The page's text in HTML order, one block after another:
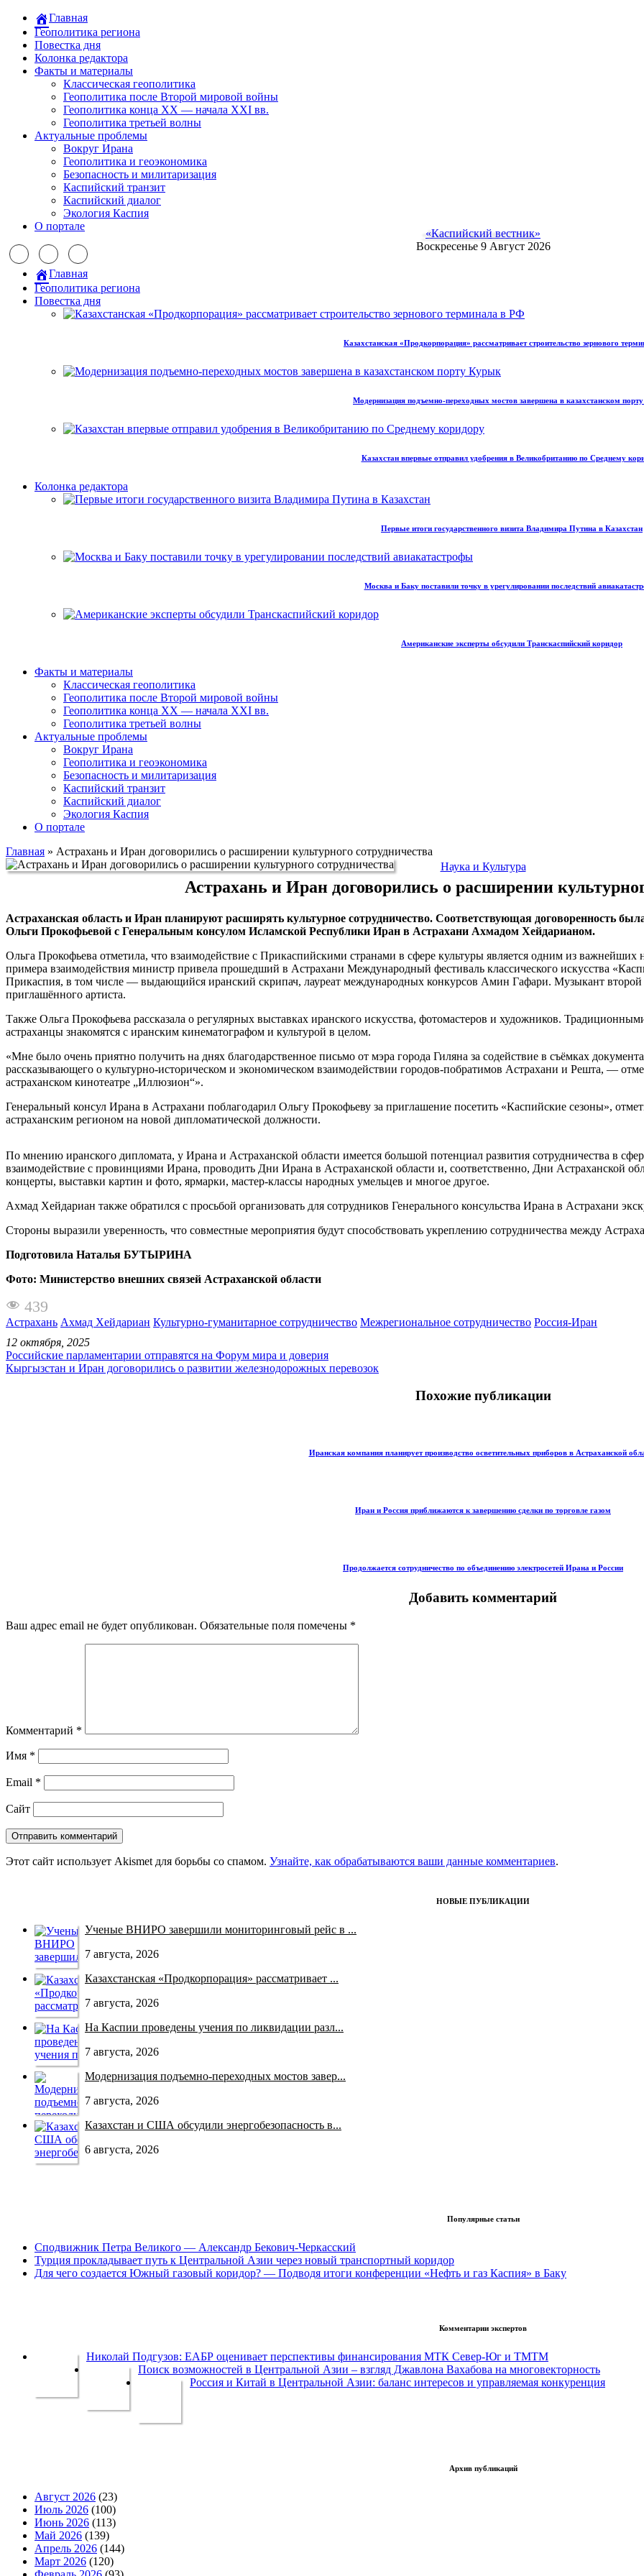
Главная
Геополитика региона
Повестка дня
Колонка редактора
Факты и материалы
Классическая геополитика
Геополитика после Второй мировой войны
Геополитика конца XX — начала XXI вв.
Геополитика третьей волны
Актуальные проблемы
Вокруг Ирана
Геополитика и геоэкономика
Безопасность и милитаризация
Каспийский транзит
Каспийский диалог
Экология Каспия
О портале
«Каспийский вестник»
Воскресенье 9 Август 2026
Главная
Геополитика региона
Повестка дня
Казахстанская «Продкорпорация» рассматривает строительство зернового
Модернизация подъемно-переходных мостов завершена в казахстанском
Казахстан впервые отправил удобрения в Великобританию по Среднему
Колонка редактора
Первые итоги государственного визита Владимира Путина в Казахстан
Москва и Баку поставили точку в урегулировании последствий
Американские эксперты обсудили Транскаспийский коридор
Факты и материалы
Классическая геополитика
Геополитика после Второй мировой войны
Геополитика конца XX — начала XXI вв.
Геополитика третьей волны
Актуальные проблемы
Вокруг Ирана
Геополитика и геоэкономика
Безопасность и милитаризация
Каспийский транзит
Каспийский диалог
Экология Каспия
О портале
Главная » Астрахань и Иран договорились о расширении культурного сотрудничества
Наука и Культура
Астрахань и Иран договорились о расширении
Астраханская область и Иран планируют расширять культурное сотрудничество. Соответствующая договоренность
Ольги Прокофьевой с Генеральным консулом Исламской Республики Иран в Астрахани Ахмадом Хейдарианом.
Ольга Прокофьева отметила, что взаимодействие с Прикаспийскими странами в сфере культуры является одним из
примера взаимодействия министр привела прошедший в Астрахани Международный фестиваль классического искусства
Прикаспия, в том числе — выдающийся иранский скрипач, лауреат международных конкурсов Амин Гафари. Музыкант второй
приглашённого артиста.
Также Ольга Прокофьева рассказала о регулярных выставках иранского искусства, фотомастеров и художников.
астраханцы знакомятся с иранским кинематографом и культурой в целом.
«Мне было очень приятно получить на днях благодарственное письмо от мэра города Гиляна за содействие в съёмках
рассказывающего о культурно-историческом и экономическом взаимодействии городов-побратимов Астрахани и Решта, —
астраханском кинотеатре „Иллюзион“».
Генеральный консул Ирана в Астрахани поблагодарил Ольгу Прокофьеву за приглашение посетить «Каспийские сезоны»,
астраханским регионом на новой дипломатической должности.
По мнению иранского дипломата, у Ирана и Астраханской области имеется большой потенциал развития сотрудничества в
взаимодействие с провинциями Ирана, проводить Дни Ирана в Астраханской области и, соответственно, Дни Астраханской
концерты, выставки картин и фото, ярмарки, мастер-классы народных умельцев и многое другое.
Ахмад Хейдариан также обратился с просьбой организовать для сотрудников Генерального консульства Ирана в Астрахани
Стороны выразили уверенность, что совместные мероприятия будут способствовать укреплению сотрудничества между
Подготовила Наталья БУТЫРИНА
Фото: Министерство внешних связей Астраханской области
439
Астрахань Ахмад Хейдариан Культурно-гуманитарное сотрудничество Межрегиональное сотрудничество Россия-Иран
12 октября, 2025
Российские парламентарии отправятся на Форум мира и доверия
Кыргызстан и Иран договорились о развитии железнодорожных перевозок
Похожие публикации
Иранская компания планирует производство осветительных приборов в Астраханской
Иран и Россия приближаются к завершению сделки по торговле газом
Продолжается сотрудничество по объединению электросетей Ирана и России
Добавить комментарий
Ваш адрес email не будет опубликован. Обязательные поля помечены *
Комментарий *
Имя *
Email *
Сайт
Этот сайт использует Akismet для борьбы со спамом. Узнайте, как обрабатываются ваши данные комментариев.
НОВЫЕ ПУБЛИКАЦИИ
Ученые ВНИРО завершили мониторинговый рейс в ...
7 августа, 2026
Казахстанская «Продкорпорация» рассматривает ...
7 августа, 2026
На Каспии проведены учения по ликвидации разл...
7 августа, 2026
Модернизация подъемно-переходных мостов завер...
7 августа, 2026
Казахстан и США обсудили энергобезопасность в...
6 августа, 2026
Популярные статьи
Сподвижник Петра Великого — Александр Бекович-Черкасский
Турция прокладывает путь к Центральной Азии через новый транспортный коридор
Для чего создается Южный газовый коридор? — Подводя итоги конференции «Нефть и газ Каспия» в Баку
Комментарии экспертов
Николай Подгузов: ЕАБР оценивает перспективы финансирования МТК Север-Юг и ТМТМ
Поиск возможностей в Центральной Азии – взгляд Джавлона Вахабова на многовекторность
Россия и Китай в Центральной Азии: баланс интересов и управляемая конкуренция
Архив публикаций
Август 2026 (23)
Июль 2026 (100)
Июнь 2026 (113)
Май 2026 (139)
Апрель 2026 (144)
Март 2026 (120)